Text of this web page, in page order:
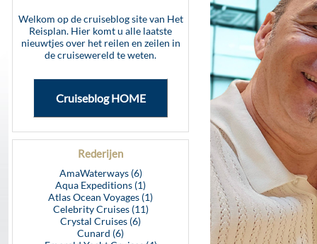
Welkom op de cruiseblog site van Het
Reisplan. Hier komt u alle laatste
nieuwtjes over het reilen en zeilen in
de cruisewereld te weten.
Cruiseblog HOME
Rederijen
AmaWaterways (6)
Aqua Expeditions (1)
Atlas Ocean Voyages (1)
Celebrity Cruises (11)
Crystal Cruises (6)
Cunard (6)